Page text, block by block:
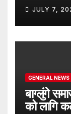
JULY 7,
GENERAL NEWS
बाग्लुंगे
को लागि